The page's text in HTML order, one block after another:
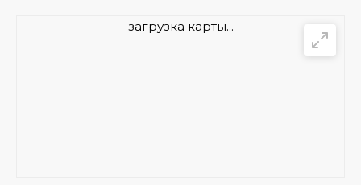
загрузка карты...